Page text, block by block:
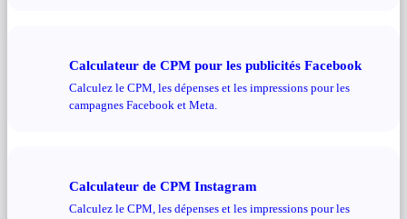
Calculateur de CPM pour les publicités Facebook
Calculez le CPM, les dépenses et les impressions pour les
campagnes Facebook et Meta.
Calculateur de CPM Instagram
Calculez le CPM, les dépenses et les impressions pour les